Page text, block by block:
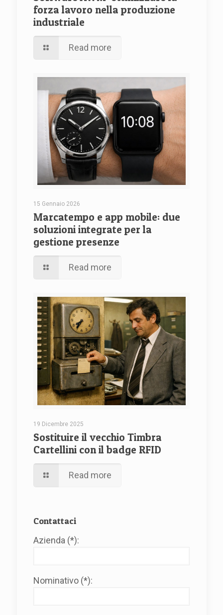
forza lavoro nella produzione
industriale
Read more
15 Gennaio 2026
Marcatempo e app mobile: due
soluzioni integrate per la
gestione presenze
Read more
19 Dicembre 2025
Sostituire il vecchio Timbra
Cartellini con il badge RFID
Read more
Contattaci
Azienda (*):
Nominativo (*):